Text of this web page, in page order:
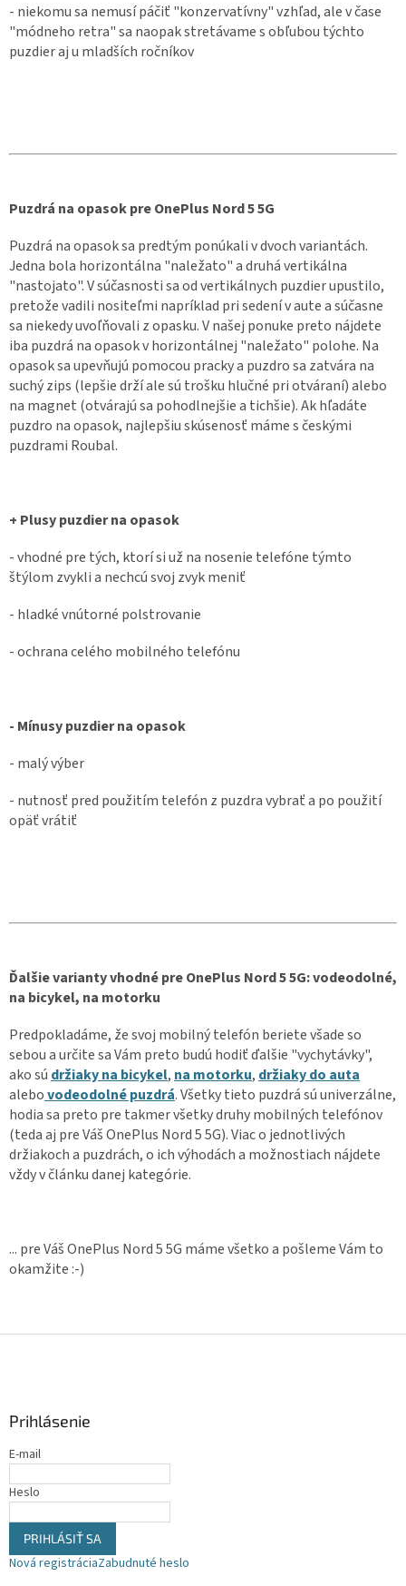
- niekomu sa nemusí páčiť "konzervatívny" vzhľad, ale v čase
"módneho retra" sa naopak stretávame s obľubou týchto
puzdier aj u mladších ročníkov
Puzdrá na opasok pre OnePlus Nord 5 5G
Puzdrá na opasok sa predtým ponúkali v dvoch variantách.
Jedna bola horizontálna "naležato" a druhá vertikálna
"nastojato". V súčasnosti sa od vertikálnych puzdier upustilo,
pretože vadili nositeľmi napríklad pri sedení v aute a súčasne
sa niekedy uvoľňovali z opasku. V našej ponuke preto nájdete
iba puzdrá na opasok v horizontálnej "naležato" polohe. Na
opasok sa upevňujú pomocou pracky a puzdro sa zatvára na
suchý zips (lepšie drží ale sú trošku hlučné pri otváraní) alebo
na magnet (otvárajú sa pohodlnejšie a tichšie). Ak hľadáte
puzdro na opasok, najlepšiu skúsenosť máme s českými
puzdrami Roubal.
+ Plusy puzdier na opasok
- vhodné pre tých, ktorí si už na nosenie telefóne týmto
štýlom zvykli a nechcú svoj zvyk meniť
- hladké vnútorné polstrovanie
- ochrana celého mobilného telefónu
- Mínusy puzdier na opasok
- malý výber
- nutnosť pred použitím telefón z puzdra vybrať a po použití
opäť vrátiť
Ďalšie varianty vhodné pre OnePlus Nord 5 5G: vodeodolné,
na bicykel, na motorku
Predpokladáme, že svoj mobilný telefón beriete všade so
sebou a určite sa Vám preto budú hodiť ďalšie "vychytávky",
ako sú držiaky na bicykel, na motorku, držiaky do auta
alebovodeodolné puzdrá. Všetky tieto puzdrá sú univerzálne,
hodia sa preto pre takmer všetky druhy mobilných telefónov
(teda aj pre Váš OnePlus Nord 5 5G). Viac o jednotlivých
držiakoch a puzdrách, o ich výhodách a možnostiach nájdete
vždy v článku danej kategórie.
... pre Váš OnePlus Nord 5 5G máme všetko a pošleme Vám to
okamžite :-)
Prihlásenie
E-mail
Heslo
PRIHLÁSIŤ SA
Nová registráciaZabudnuté heslo